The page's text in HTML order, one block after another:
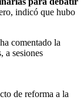
indicó que hubo
comentado la
a sesiones
de reforma a la